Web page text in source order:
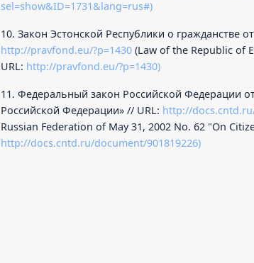
sel=show&ID=1731&lang=rus#)
10. Закон Эстонской Республики о гражданстве
http://pravfond.eu/?p=1430 (Law of the Republic of
URL: http://pravfond.eu/?p=1430)
11. Федеральный закон Российской Федерации
Российской Федерации» // URL: http://
Russian Federation of May 31, 2002 No. 62 "On
http://docs.cntd.ru/document/901819226)